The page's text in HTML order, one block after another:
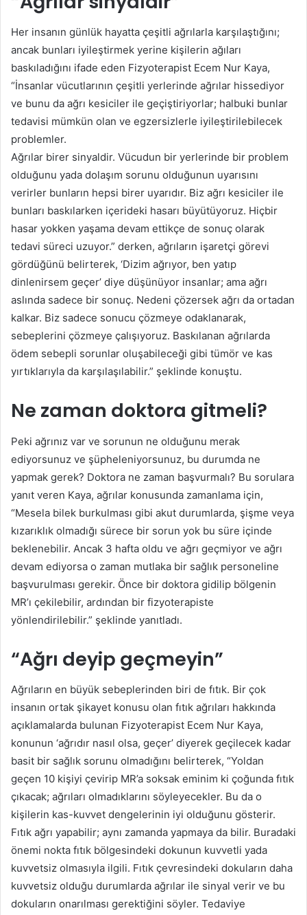
Her insanın günlük hayatta çeşitli ağrılarla karşılaştığını;
ancak bunları iyileştirmek yerine kişilerin ağıları
baskıladığını ifade eden Fizyoterapist Ecem Nur Kaya,
“İnsanlar vücutlarının çeşitli yerlerinde ağrılar hissediyor
ve bunu da ağrı kesiciler ile geçiştiriyorlar; halbuki bunlar
tedavisi mümkün olan ve egzersizlerle iyileştirilebilecek
problemler.
Ağrılar birer sinyaldir. Vücudun bir yerlerinde bir problem
olduğunu yada dolaşım sorunu olduğunun uyarısını
verirler bunların hepsi birer uyarıdır. Biz ağrı kesiciler ile
bunları baskılarken içerideki hasarı büyütüyoruz. Hiçbir
hasar yokken yaşama devam ettikçe de sonuç olarak
tedavi süreci uzuyor.” derken, ağrıların işaretçi görevi
gördüğünü belirterek, ‘Dizim ağrıyor, ben yatıp
dinlenirsem geçer’ diye düşünüyor insanlar; ama ağrı
aslında sadece bir sonuç. Nedeni çözersek ağrı da ortadan
kalkar. Biz sadece sonucu çözmeye odaklanarak,
sebeplerini çözmeye çalışıyoruz. Baskılanan ağrılarda
ödem sebepli sorunlar oluşabileceği gibi tümör ve kas
yırtıklarıyla da karşılaşılabilir.” şeklinde konuştu.
Ne zaman doktora gitmeli?
Peki ağrınız var ve sorunun ne olduğunu merak
ediyorsunuz ve şüpheleniyorsunuz, bu durumda ne
yapmak gerek? Doktora ne zaman başvurmalı? Bu sorulara
yanıt veren Kaya, ağrılar konusunda zamanlama için,
“Mesela bilek burkulması gibi akut durumlarda, şişme veya
kızarıklık olmadığı sürece bir sorun yok bu süre içinde
beklenebilir. Ancak 3 hafta oldu ve ağrı geçmiyor ve ağrı
devam ediyorsa o zaman mutlaka bir sağlık personeline
başvurulması gerekir. Önce bir doktora gidilip bölgenin
MR’ı çekilebilir, ardından bir fizyoterapiste
yönlendirilebilir.” şeklinde yanıtladı.
“Ağrı deyip geçmeyin”
Ağrıların en büyük sebeplerinden biri de fıtık. Bir çok
insanın ortak şikayet konusu olan fıtık ağrıları hakkında
açıklamalarda bulunan Fizyoterapist Ecem Nur Kaya,
konunun ‘ağrıdır nasıl olsa, geçer’ diyerek geçilecek kadar
basit bir sağlık sorunu olmadığını belirterek, “Yoldan
geçen 10 kişiyi çevirip MR’a soksak eminim ki çoğunda fıtık
çıkacak; ağrıları olmadıklarını söyleyecekler. Bu da o
kişilerin kas-kuvvet dengelerinin iyi olduğunu gösterir.
Fıtık ağrı yapabilir; aynı zamanda yapmaya da bilir. Buradaki
önemi nokta fıtık bölgesindeki dokunun kuvvetli yada
kuvvetsiz olmasıyla ilgili. Fıtık çevresindeki dokuların daha
kuvvetsiz olduğu durumlarda ağrılar ile sinyal verir ve bu
dokuların onarılması gerektiğini söyler. Tedaviye